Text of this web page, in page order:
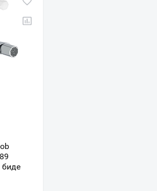
биде